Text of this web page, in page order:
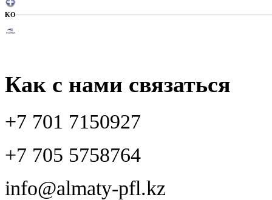
KO
Как с нами связаться
+7 701 7150927
+7 705 5758764
info@almaty-pfl.kz